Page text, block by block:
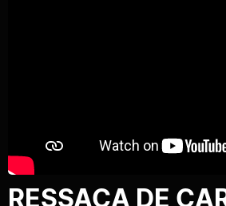
RESSACA DE